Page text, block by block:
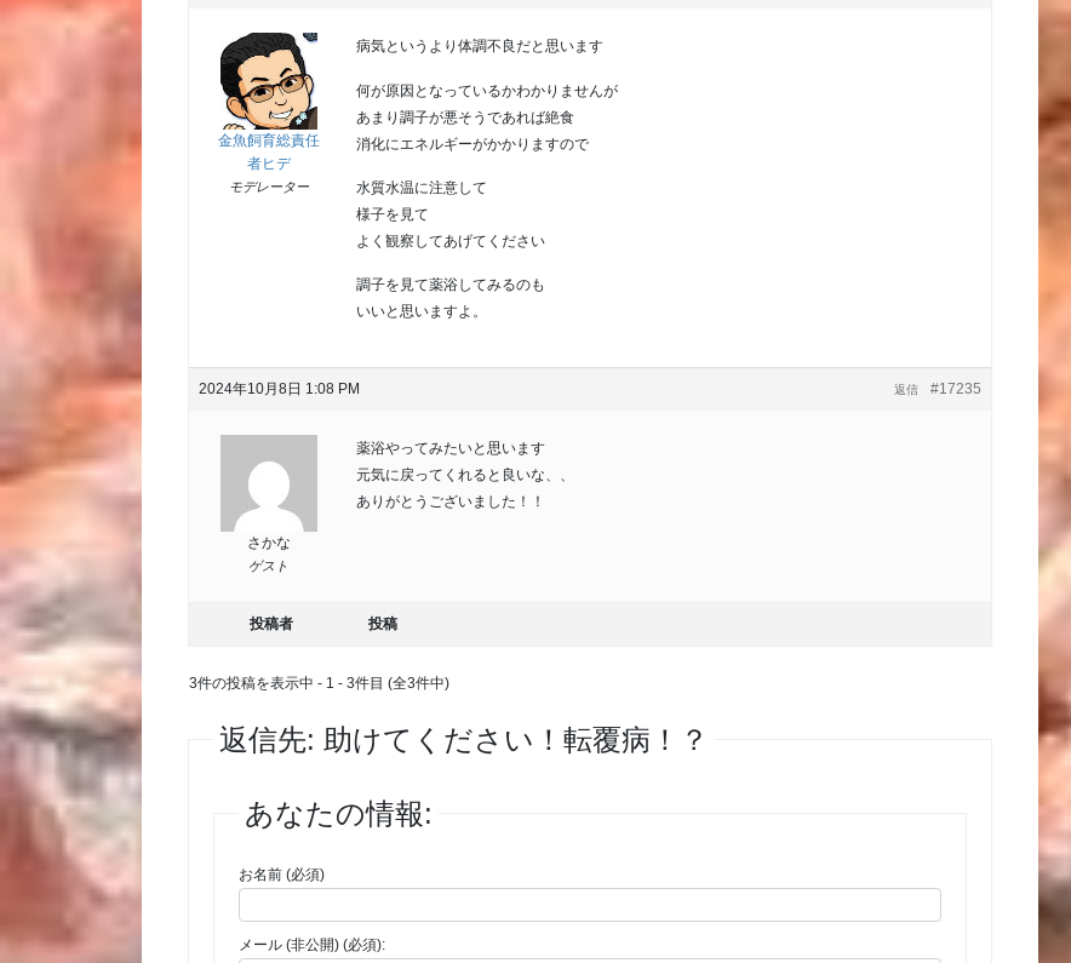
金魚飼育総責任
者ヒデ
モデレーター
病気というより体調不良だと思います
何が原因となっているかわかりませんが
あまり調子が悪そうであれば絶食
消化にエネルギーがかかりますので
水質水温に注意して
様子を見て
よく観察してあげてください
調子を見て薬浴してみるのも
いいと思いますよ。
2024年10月8日 1:08 PM #17235
返信
さかな
ゲスト
薬浴やってみたいと思います
元気に戻ってくれると良いな、、
ありがとうございました！！
投稿者 投稿
3件の投稿を表示中 - 1 - 3件目 (全3件中)
返信先: 助けてください！転覆病！？
あなたの情報:
お名前 (必須)
メール (非公開) (必須):